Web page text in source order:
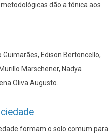
dão a tônica aos
Edison Bertoncello,
Marschener, Nadya
Oliva Augusto.
formam o solo comum para